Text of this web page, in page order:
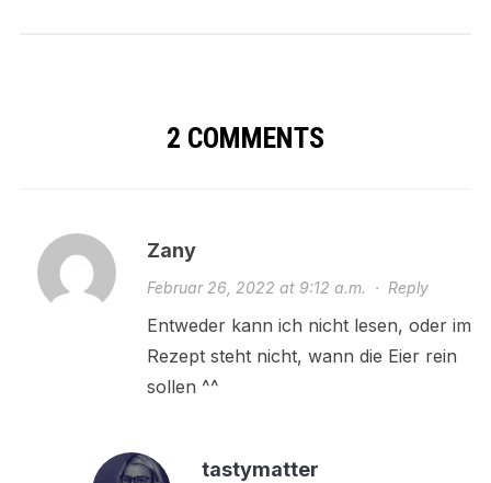
2 COMMENTS
Zany
Februar 26, 2022 at 9:12 a.m. · Reply
Entweder kann ich nicht lesen, oder im
Rezept steht nicht, wann die Eier rein
sollen ^^
tastymatter